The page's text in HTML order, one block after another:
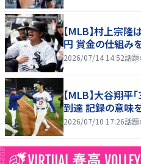
【MLB】村上宗
円 賞金の仕組み
2026/07/14 14:52話題
【MLB】大谷翔平
到達 記録の意味
2026/07/10 17:26話題